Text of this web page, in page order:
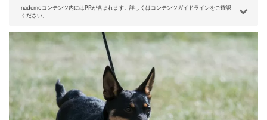
nademoコンテンツ内にはPRが含まれます。詳しくはコンテンツガイドラインをご確認
ください。